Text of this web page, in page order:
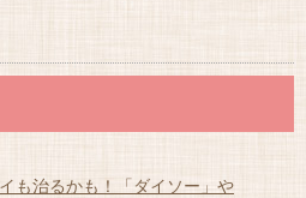
も治るかも！「ダイソー」や